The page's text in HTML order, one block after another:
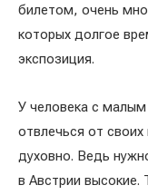
билетом, очень
которых долгое
экспозиция.
У человека с
отвлечься от
духовно. Ведь
в Австрии высокие.